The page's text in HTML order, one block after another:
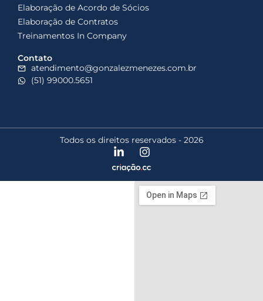
Elaboração de Acordo de Sócios
Elaboração de Contratos
Treinamentos In Company
Contato
atendimento@gonzalezmenezes.com.br
(51) 99000.5651
Todos os direitos reservados - 2026